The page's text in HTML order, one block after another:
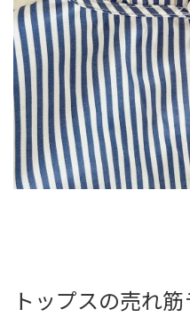
トップスの売れ